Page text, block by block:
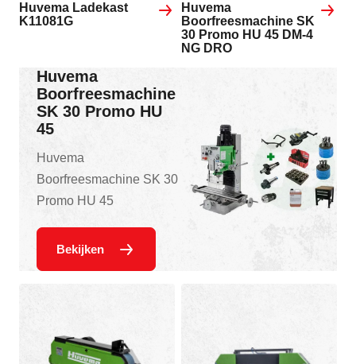
Huvema
Boorfreesmachine SK
30 Promo HU 45 DM-4
NG DRO
Huvema
Boorfreesmachine
SK 30 Promo HU
45
Huvema
Boorfreesmachine SK 30
Promo HU 45
Bekijken
Huvema Ladekast
K11081G